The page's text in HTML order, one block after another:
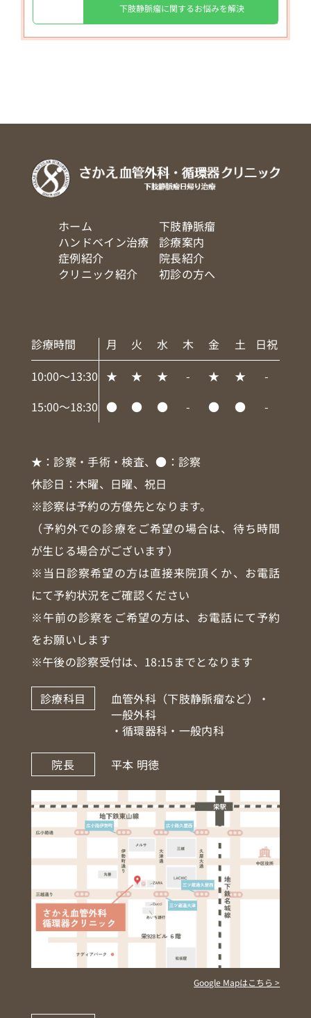
下肢静脈瘤に関するお悩みを解決
ホーム
下肢静脈瘤
ハンドベイン治療
診療案内
症例紹介
院長紹介
クリニック紹介
初診の方へ
診療時間 月 火 水 木 金 土
日祝
10:00～13:30 ★ ★ ★ - ★ ★
-
15:00～18:30 ● ● ● - ● ● -
★ ：診察・手術・検査、● ：診察
休診日：木曜、日曜、祝日
※診察は予約の方優先となります。
（予約外での診療をご希望の場合は、待ち時間
が生じる場合がございます）
※当日診察希望の方は直接来院頂くか、お電話
にて予約状況をご確認ください
※午前の診察をご希望の方は、お電話にて予約
をお願いします
※午後の診察受付は、18:15までとなります
診療科目
血管外科（下肢静脈瘤など）・
一般外科
・循環器科・一般内科
院長 平本 明徳
Google Mapはこちら >